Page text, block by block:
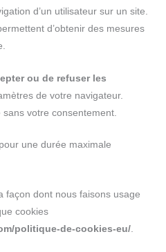
d’un utilisateur sur un site.
d’obtenir des mesures
ou de refuser les
de votre navigateur.
votre consentement.
une durée maximale
façon dont nous faisons usage
cookies
politique-de-cookies-eu/.